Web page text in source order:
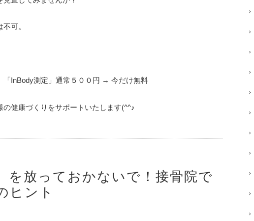
可。
「InBody測定」通常５００円 → 今だけ無料
健康づくりをサポートいたします(^^♪
を放っておかないで！接骨院で
ヒント